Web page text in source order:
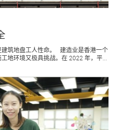
筑地盘工人性命。 建造业是香港一个
地环境又极具挑战。在 2022 年，平...